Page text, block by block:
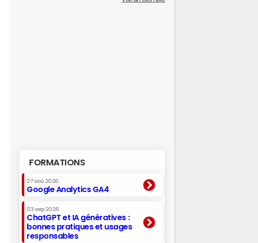
FORMATIONS
27 aoû 2026
Google Analytics GA4
03 sep 2026
ChatGPT et IA génératives :
bonnes pratiques et usages
responsables